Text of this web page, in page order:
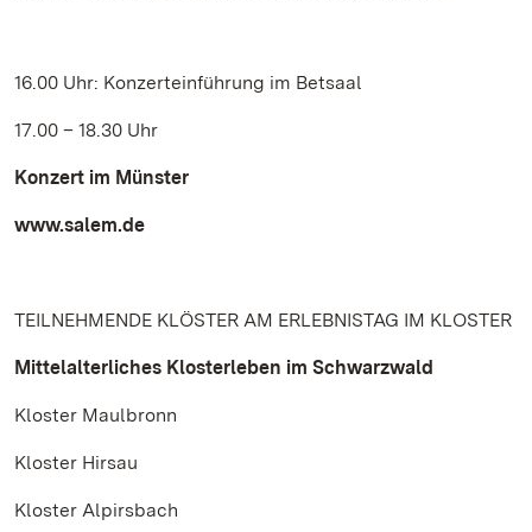
16.00 Uhr: Konzerteinführung im Betsaal
17.00 – 18.30 Uhr
Konzert im Münster
www.salem.de
TEILNEHMENDE KLÖSTER AM ERLEBNISTAG IM KLOSTER
Mittelalterliches Klosterleben im Schwarzwald
Kloster Maulbronn
Kloster Hirsau
Kloster Alpirsbach